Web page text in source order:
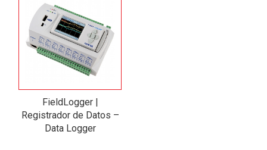
FieldLogger |
Registrador de Datos –
Data Logger